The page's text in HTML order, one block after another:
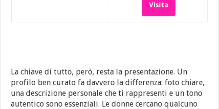
Visita
La chiave di tutto, però, resta la presentazione. Un
profilo ben curato fa davvero la differenza: foto chiare,
una descrizione personale che ti rappresenti e un tono
autentico sono essenziali. Le donne cercano qualcuno